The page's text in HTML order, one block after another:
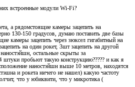
встроенные модули Wi-Fi?
а рядомстоящие камеры зацепить на
130-150 градусов, думаю поставить две базы
камеры зацепить через зюксел гигабитный на
на один рокет, 3шт зацепить на другой
остальные скрыты за
штуки пробьют такую конструкцию????? и как я
наностэйшн выше 10 метров, находятся
и рокета ничего не нашел) какую частоту
что у юбиквити, что у микротика (